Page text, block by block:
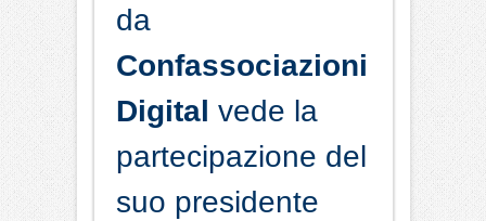
da
Confassociazioni
Digital vede la
partecipazione del
suo presidente